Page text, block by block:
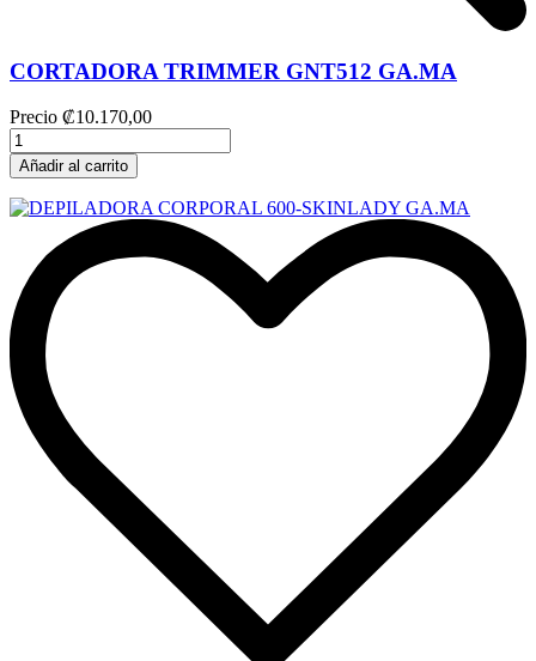
CORTADORA TRIMMER GNT512 GA.MA
Precio ₡10.170,00
Añadir al carrito